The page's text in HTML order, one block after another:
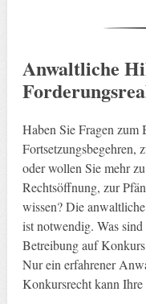
Anwaltliche
Haben Sie Fragen zum
Fortsetzungsbegehren,
oder wollen Sie mehr
Rechtsöffnung, zur
wissen? Die
ist notwendig. Was
Betreibung auf
Nur ein erfahrener
Konkursrecht kann Ihre